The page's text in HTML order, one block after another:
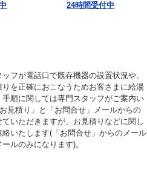
24時間受付中
フが電話口で既存機器の設置状況や、
を正確におこなうためお客さまに給湯
順に関しては専門スタッフがご案内い
見積り」と「お問合せ」メールからの
いただきますが、お見積りなどに関し
いたします(「お問合せ」からのメール
ルのみになります)。